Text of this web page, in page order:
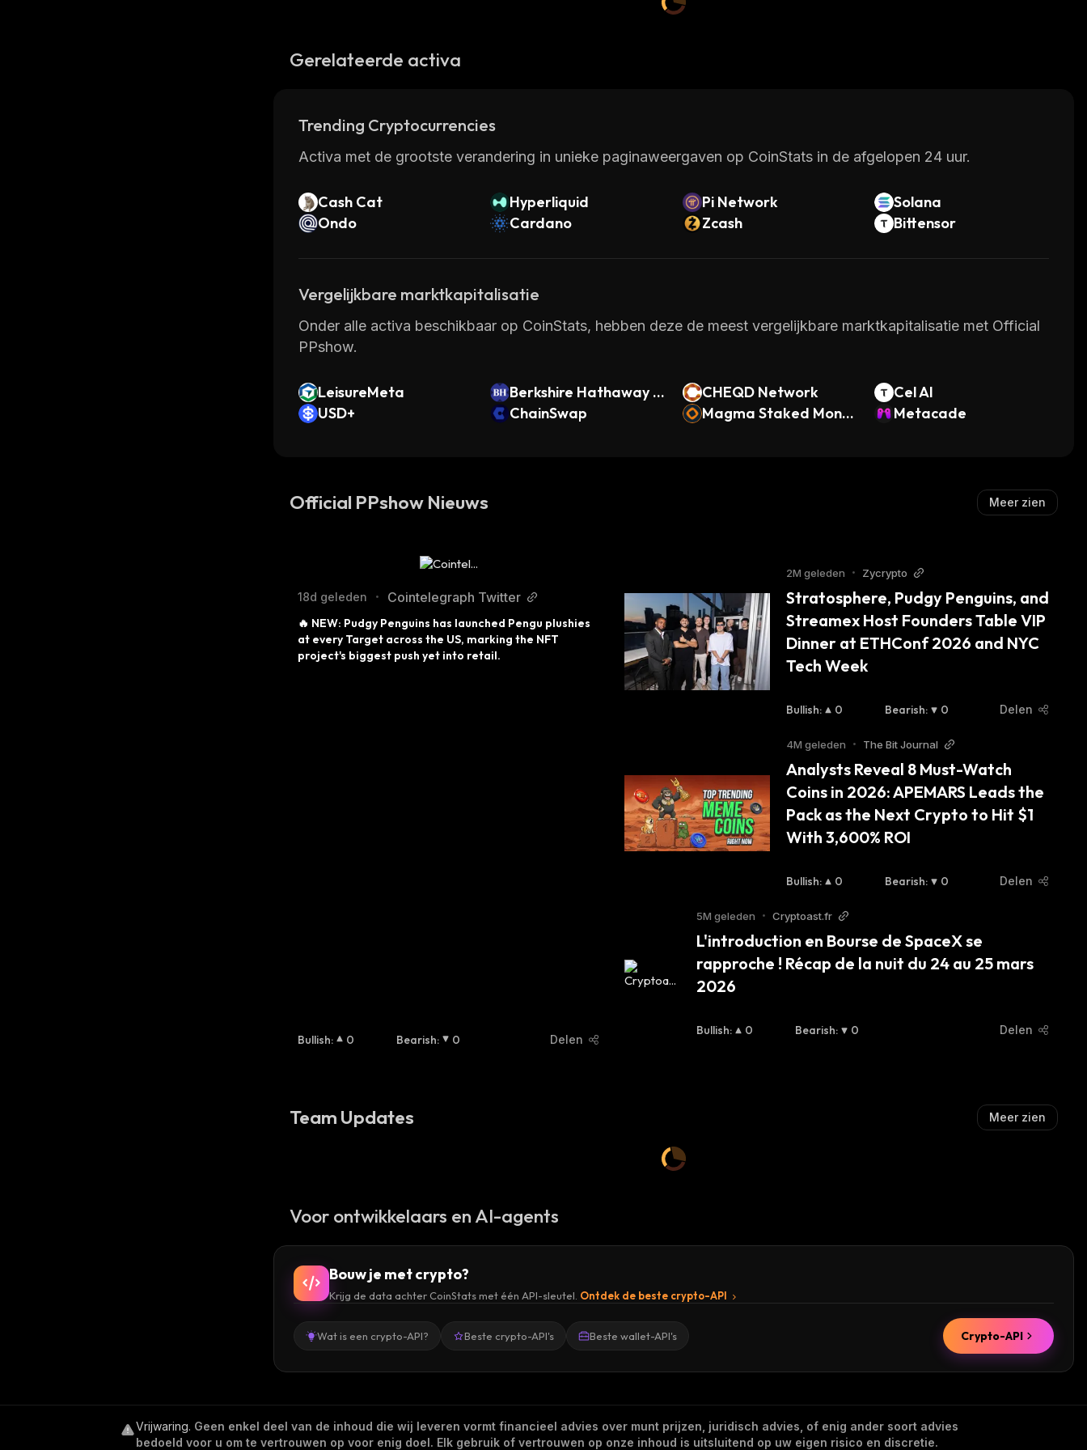
Gerelateerde activa
Trending Cryptocurrencies
Activa met de grootste verandering in unieke paginaweergaven op CoinStats in de afgelopen 24 uur.
Cash Cat Hyperliquid Pi Network
Solana
Ondo
Cardano Zcash Bittensor
Vergelijkbare marktkapitalisatie
Onder alle activa beschikbaar op CoinStats, hebben deze de meest vergelijkbare marktkapitalisatie met Official
PPshow.
LeisureMeta
Berkshire Hathaway x
Stock
CHEQD Network
Cel AI
USD+
ChainSwap
Magma Staked Mona
Metacade
Official PPshow Nieuws Meer zien
18d geleden • Cointelegraph Twitter
🔥 NEW: Pudgy Penguins has launched Pengu plushies
at every Target across the US, marking the NFT
project's biggest push yet into retail.
Bullish: 0 Bearish: 0 Delen
2M geleden • Zycrypto
Stratosphere, Pudgy Penguins, and
Streamex Host Founders Table VIP
Dinner at ETHConf 2026 and NYC
Tech Week
Bullish: 0 Bearish: 0 Delen
4M geleden • The Bit Journal
Analysts Reveal 8 Must-Watch
Coins in 2026: APEMARS Leads the
Pack as the Next Crypto to Hit $1
With 3,600% ROI
Bullish: 0 Bearish: 0 Delen
5M geleden • Cryptoast.fr
L'introduction en Bourse de SpaceX se
rapproche ! Récap de la nuit du 24 au 25 mars
2026
Bullish: 0 Bearish: 0 Delen
Team Updates Meer zien
Voor ontwikkelaars en AI-agents
Bouw je met crypto?
Krijg de data achter CoinStats met één API-sleutel. Ontdek de beste crypto-API
Wat is een crypto-API? Beste crypto-API's Beste wallet-API's Crypto-API
Vrijwaring. Geen enkel deel van de inhoud die wij leveren vormt financieel advies over munt prijzen, juridisch advies, of enig ander soort advies
bedoeld voor u om te vertrouwen op voor enig doel. Elk gebruik of vertrouwen op onze inhoud is uitsluitend op uw eigen risico en discretie.